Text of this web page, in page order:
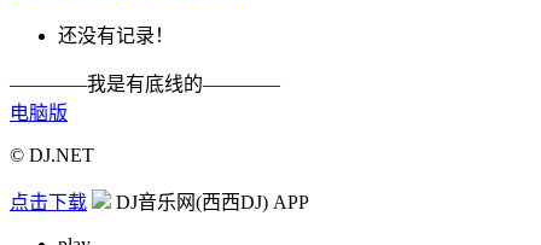
还没有记录！
————我是有底线的————
电脑版
© DJ.NET
点击下载 DJ音乐网(西西DJ) APP